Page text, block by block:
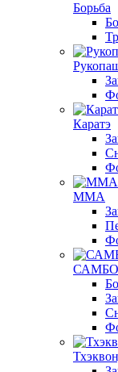
Борьба
Каратэ
ММА
САМБО